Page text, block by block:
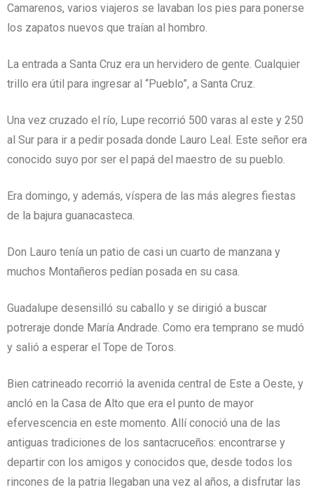
Camarenos, varios viajeros se lavaban los pies para ponerse
los zapatos nuevos que traían al hombro.
La entrada a Santa Cruz era un hervidero de gente. Cualquier
trillo era útil para ingresar al “Pueblo”, a Santa Cruz.
Una vez cruzado el río, Lupe recorrió 500 varas al este y 250
al Sur para ir a pedir posada donde Lauro Leal. Este señor era
conocido suyo por ser el papá del maestro de su pueblo.
Era domingo, y además, víspera de las más alegres fiestas
de la bajura guanacasteca.
Don Lauro tenía un patio de casi un cuarto de manzana y
muchos Montañeros pedían posada en su casa.
Guadalupe desensilló su caballo y se dirigió a buscar
potreraje donde María Andrade. Como era temprano se mudó
y salió a esperar el Tope de Toros.
Bien catrineado recorrió la avenida central de Este a Oeste, y
ancló en la Casa de Alto que era el punto de mayor
efervescencia en este momento. Allí conoció una de las
antiguas tradiciones de los santacruceños: encontrarse y
departir con los amigos y conocidos que, desde todos los
rincones de la patria llegaban una vez al años, a disfrutar las